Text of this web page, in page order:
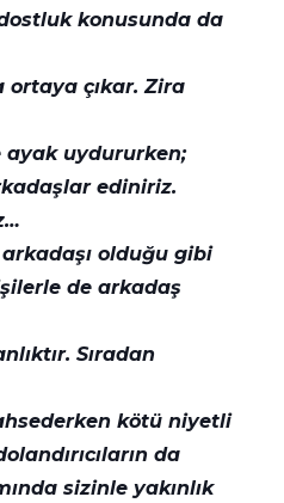
konusunda da
ortaya çıkar. Zira
ayak uydururken;
ediniriz.
olduğu gibi
de arkadaş
Sıradan
kötü niyetli
da
sizinle yakınlık